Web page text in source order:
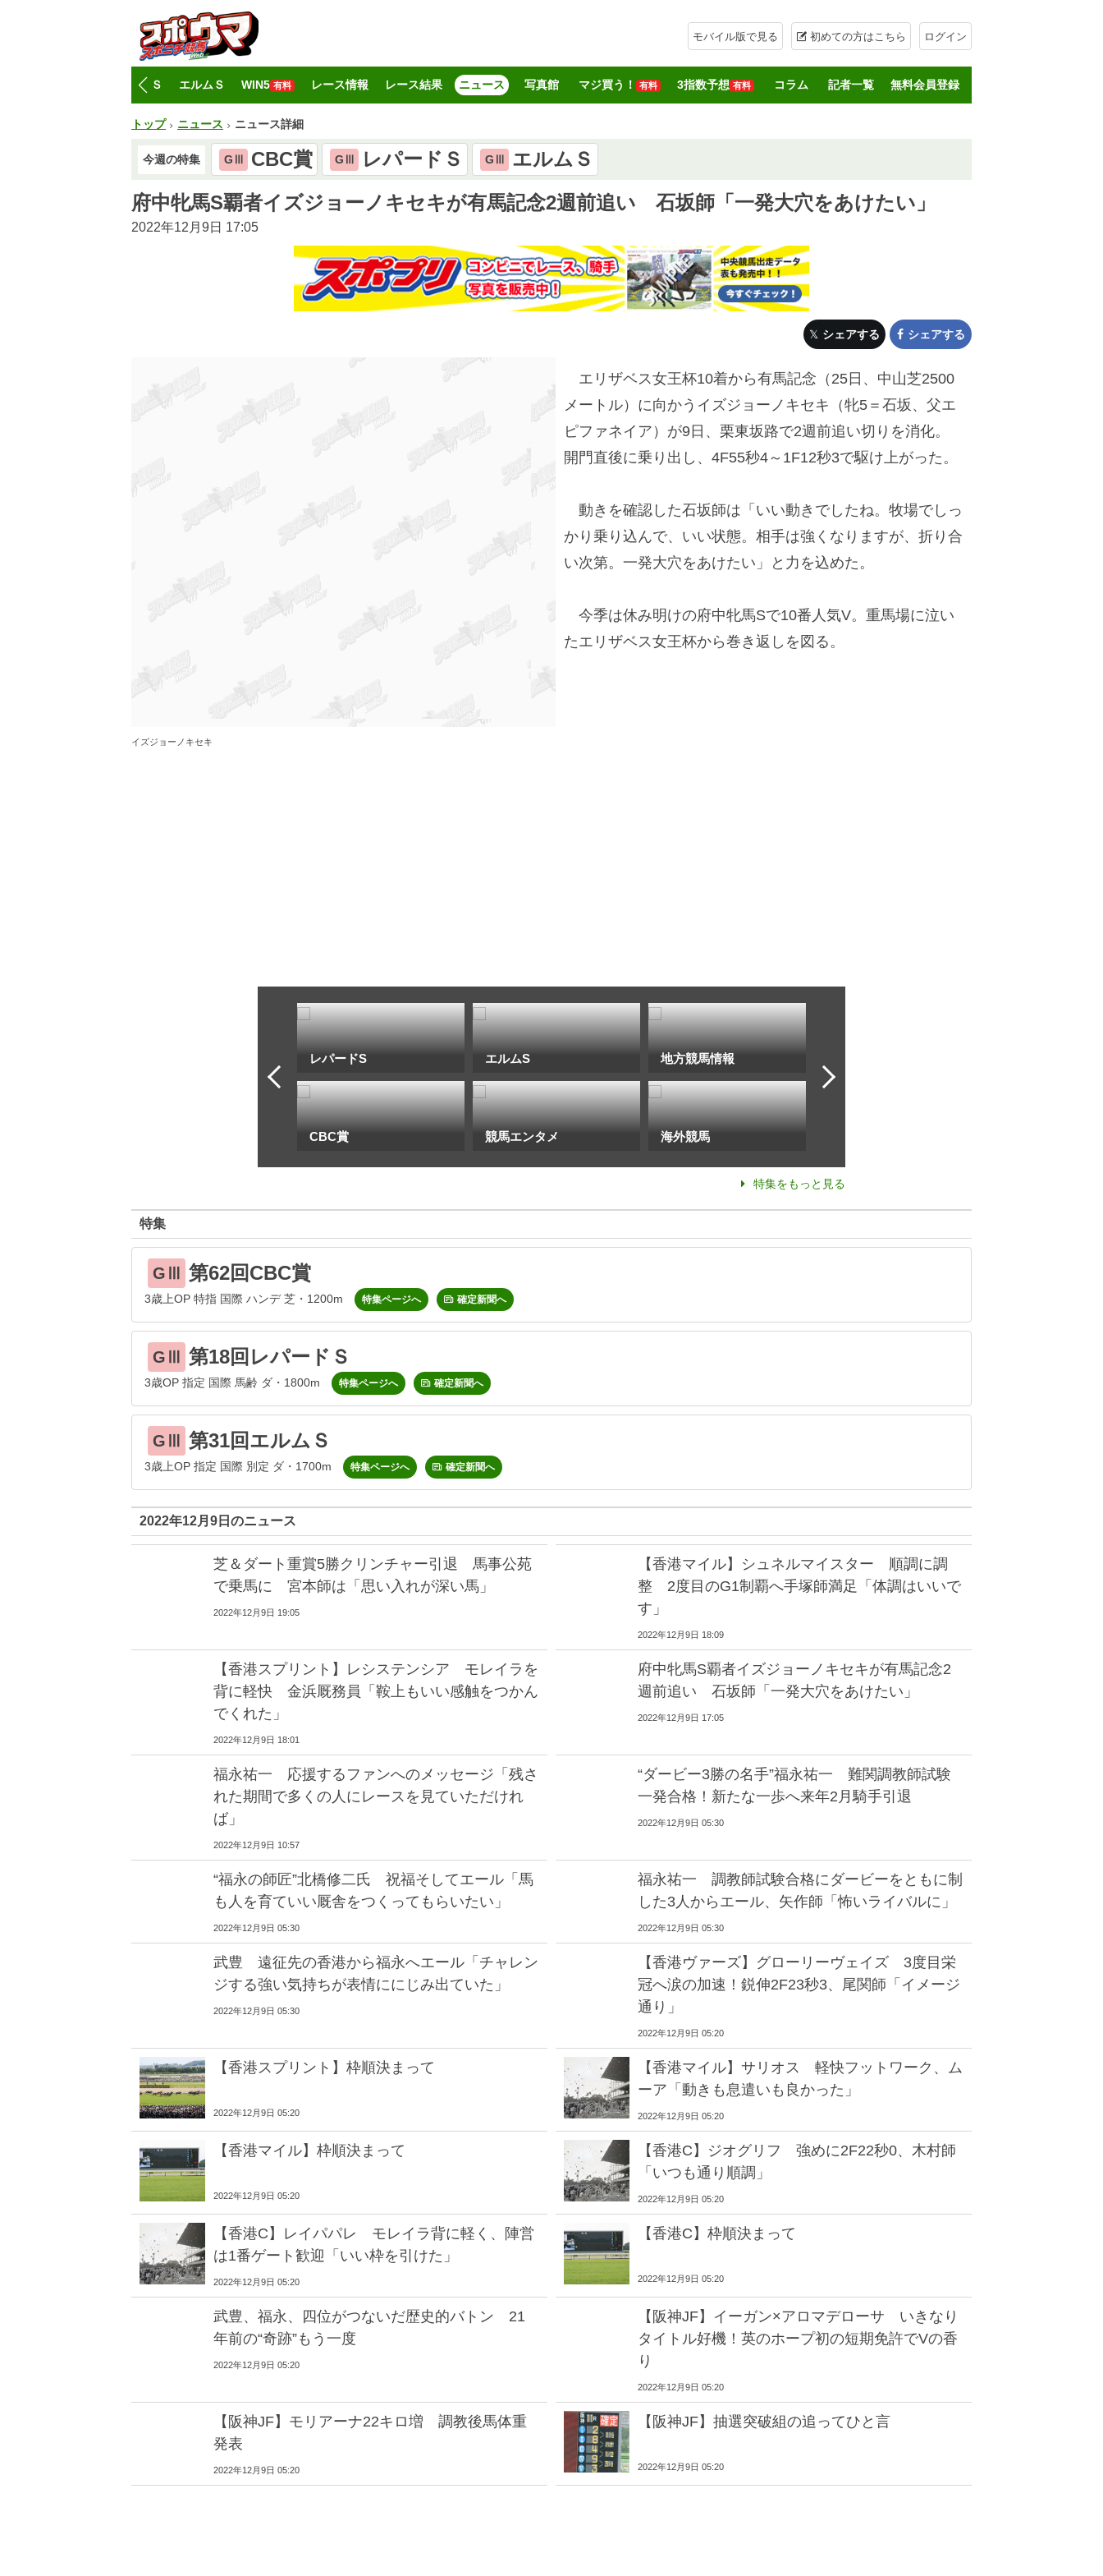
モバイル版で見る 初めての方はこちら ログイン
レパードＳ エルムＳ WIN5 有料 レース情報 レース結果 ニュース 写真館 マジ買う！ 有料 3指数予想 有料 コラム 記者一覧 無料会員登録
トップ ニュース ニュース詳細
今週の特集 GⅢ CBC賞 GⅢ レパードＳ GⅢ
エルムＳ
府中牝馬S覇者イズジョーノキセキが有馬記念2週前追い 石坂師「一発大穴をあけたい」
2022年12月9日 17:05
シェアする シェアする
イズジョーノキセキ
エリザベス女王杯10着から有馬記念（25日、中山芝2500
メートル）に向かうイズジョーノキセキ（牝5＝石坂、父エ
ピファネイア）が9日、栗東坂路で2週前追い切りを消化。
開門直後に乗り出し、4F55秒4～1F12秒3で駆け上がった。
動きを確認した石坂師は「いい動きでしたね。牧場でしっ
かり乗り込んで、いい状態。相手は強くなりますが、折り合
い次第。一発大穴をあけたい」と力を込めた。
今季は休み明けの府中牝馬Sで10番人気V。重馬場に泣い
たエリザベス女王杯から巻き返しを図る。
レパードS
CBC賞
エルムS
競馬エンタメ
地方競馬情報
海外競馬
特集をもっと見る
特集
GⅢ 第62回CBC賞
3歳上OP 特指 国際 ハンデ 芝・1200m 特集ページへ 確定新聞へ
GⅢ 第18回レパードＳ
3歳OP 指定 国際 馬齢 ダ・1800m 特集ページへ 確定新聞へ
GⅢ 第31回エルムＳ
3歳上OP 指定 国際 別定 ダ・1700m 特集ページへ 確定新聞へ
2022年12月9日のニュース
芝＆ダート重賞5勝クリンチャー引退 馬事公苑
で乗馬に 宮本師は「思い入れが深い馬」
2022年12月9日 19:05
【香港マイル】シュネルマイスター 順調に調
整 2度目のG1制覇へ手塚師満足「体調はいいで
す」
2022年12月9日 18:09
【香港スプリント】レシステンシア モレイラを
背に軽快 金浜厩務員「鞍上もいい感触をつかん
でくれた」
2022年12月9日 18:01
府中牝馬S覇者イズジョーノキセキが有馬記念2
週前追い 石坂師「一発大穴をあけたい」
2022年12月9日 17:05
福永祐一 応援するファンへのメッセージ「残さ
れた期間で多くの人にレースを見ていただけれ
ば」
2022年12月9日 10:57
“ダービー3勝の名手”福永祐一 難関調教師試験
一発合格！新たな一歩へ来年2月騎手引退
2022年12月9日 05:30
“福永の師匠”北橋修二氏 祝福そしてエール「馬
も人を育ていい厩舎をつくってもらいたい」
2022年12月9日 05:30
福永祐一 調教師試験合格にダービーをともに制
した3人からエール、矢作師「怖いライバルに」
2022年12月9日 05:30
武豊 遠征先の香港から福永へエール「チャレン
ジする強い気持ちが表情ににじみ出ていた」
2022年12月9日 05:30
【香港ヴァーズ】グローリーヴェイズ 3度目栄
冠へ涙の加速！鋭伸2F23秒3、尾関師「イメージ
通り」
2022年12月9日 05:20
【香港スプリント】枠順決まって
2022年12月9日 05:20
【香港マイル】サリオス 軽快フットワーク、ム
ーア「動きも息遣いも良かった」
2022年12月9日 05:20
【香港マイル】枠順決まって
2022年12月9日 05:20
【香港C】ジオグリフ 強めに2F22秒0、木村師
「いつも通り順調」
2022年12月9日 05:20
【香港C】レイパパレ モレイラ背に軽く、陣営
は1番ゲート歓迎「いい枠を引けた」
2022年12月9日 05:20
【香港C】枠順決まって
2022年12月9日 05:20
武豊、福永、四位がつないだ歴史的バトン 21
年前の“奇跡”もう一度
2022年12月9日 05:20
【阪神JF】イーガン×アロマデローサ いきなり
タイトル好機！英のホープ初の短期免許でVの香
り
2022年12月9日 05:20
【阪神JF】モリアーナ22キロ増 調教後馬体重
発表
2022年12月9日 05:20
【阪神JF】抽選突破組の追ってひと言
2022年12月9日 05:20